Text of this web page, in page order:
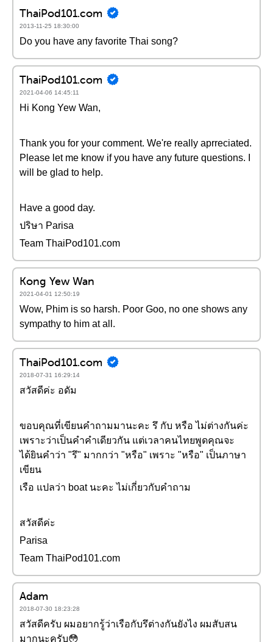
ThaiPod101.com
2013-11-25 18:30:00
Do you have any favorite Thai song?
ThaiPod101.com
2021-04-06 14:45:11
Hi Kong Yew Wan,
Thank you for your comment. We're really aprreciated.
Please let me know if you have any future questions. I
will be glad to help.
Have a good day.
ปริษา Parisa
Team ThaiPod101.com
Kong Yew Wan
2021-04-01 12:50:19
Wow, Phim is so harsh. Poor Goo, no one shows any
sympathy to him at all.
ThaiPod101.com
2018-07-31 16:29:14
สวัสดีค่ะ อดัม
ขอบคุณที่เขียนคำถามมานะคะ รึ กับ หรือ ไม่ต่างกันค่ะ
เพราะว่าเป็นคำคำเดียวกัน แต่เวลาคนไทยพูดคุณจะ
ได้ยินคำว่า "รึ" มากกว่า "หรือ" เพราะ "หรือ" เป็นภาษา
เขียน
เรือ แปลว่า boat นะคะ ไม่เกี่ยวกับคำถาม
สวัสดีค่ะ
Parisa
Team ThaiPod101.com
Adam
2018-07-30 18:23:28
สวัสดีครับ ผมอยากรู้ว่าเรือกับรึต่างกันยังไง ผมสับสน
มากนะครับ😳